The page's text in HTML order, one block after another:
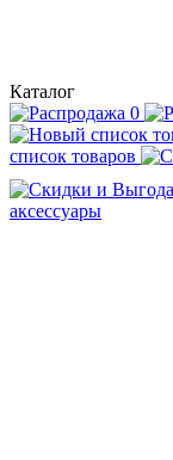
Каталог
список товаров
аксессуары